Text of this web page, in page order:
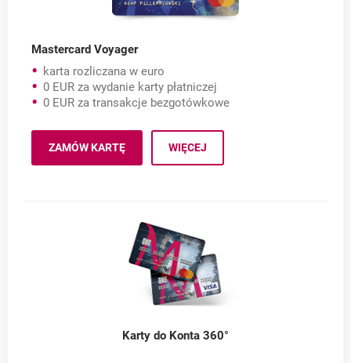
Mastercard Voyager
karta rozliczana w euro
0 EUR za wydanie karty płatniczej
0 EUR za transakcje bezgotówkowe
ZAMÓW KARTĘMASTERCARD VOYAGER
WIĘCEJ
Karty do Konta 360°